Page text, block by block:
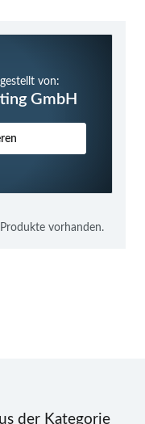
von:
GmbH
vorhanden.
der Kategorie